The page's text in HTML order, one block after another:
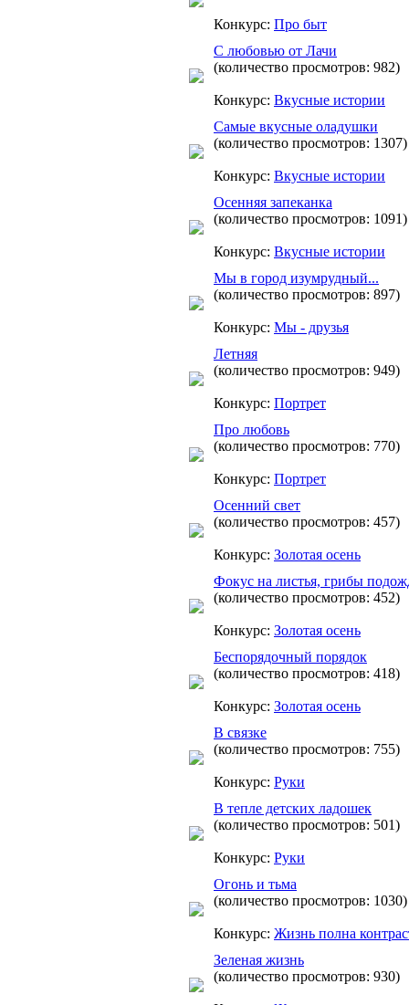
Конкурс: Про быт
С любовью от Лачи
(количество просмотров: 982)
Конкурс: Вкусные истории
Самые вкусные оладушки
(количество просмотров: 1307)
Конкурс: Вкусные истории
Осенняя запеканка
(количество просмотров: 1091)
Конкурс: Вкусные истории
Мы в город изумрудный...
(количество просмотров: 897)
Конкурс: Мы - друзья
Летняя
(количество просмотров: 949)
Конкурс: Портрет
Про любовь
(количество просмотров: 770)
Конкурс: Портрет
Осенний свет
(количество просмотров: 457)
Конкурс: Золотая осень
Фокус на листья, грибы
(количество просмотров: 452)
Конкурс: Золотая осень
Беспорядочный порядок
(количество просмотров: 418)
Конкурс: Золотая осень
В связке
(количество просмотров: 755)
Конкурс: Руки
В тепле детских ладошек
(количество просмотров: 501)
Конкурс: Руки
Огонь и тьма
(количество просмотров: 1030)
Конкурс: Жизнь полна
Зеленая жизнь
(количество просмотров: 930)